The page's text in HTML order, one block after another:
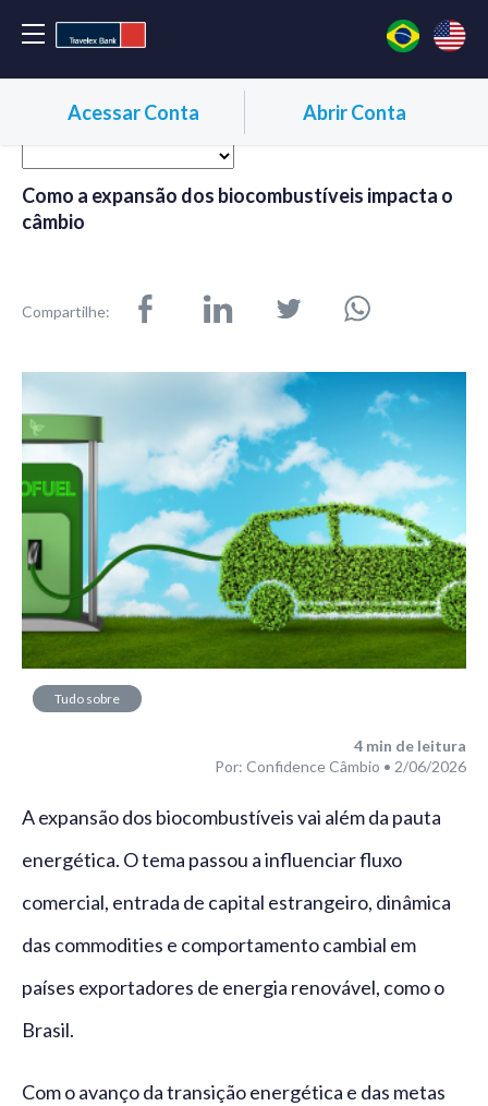
Acessar Conta Abrir Conta
Como a expansão dos biocombustíveis impacta o
câmbio
Compartilhe:
Tudo sobre
4 min de leitura
Por: Confidence Câmbio • 2/06/2026
A expansão dos biocombustíveis vai além da pauta
energética. O tema passou a influenciar fluxo
comercial, entrada de capital estrangeiro, dinâmica
das commodities e comportamento cambial em
países exportadores de energia renovável, como o
Brasil.
Com o avanço da transição energética e das metas